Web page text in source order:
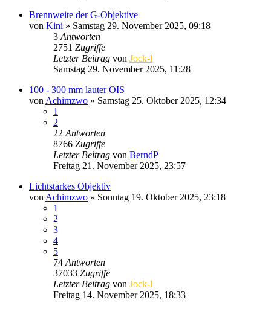
Brennweite der G-Objektive
von Kini » Samstag 29. November 2025, 09:18
3 Antworten
2751 Zugriffe
Letzter Beitrag von Jock-l
Samstag 29. November 2025, 11:28
100 - 300 mm lauter OIS
von Achimzwo » Samstag 25. Oktober 2025, 12:34
1
2
22 Antworten
8766 Zugriffe
Letzter Beitrag von BerndP
Freitag 21. November 2025, 23:57
Lichtstarkes Objektiv
von Achimzwo » Sonntag 19. Oktober 2025, 23:18
1
2
3
4
5
74 Antworten
37033 Zugriffe
Letzter Beitrag von Jock-l
Freitag 14. November 2025, 18:33